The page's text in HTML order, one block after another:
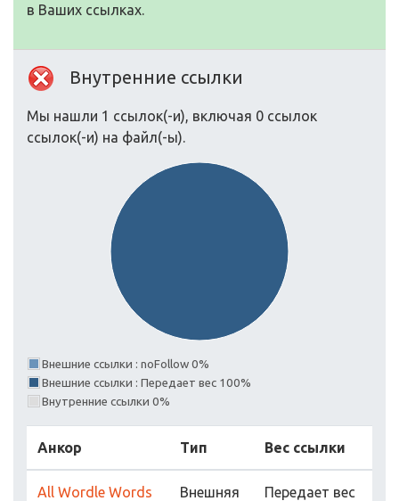
в Ваших ссылках.
Внутренние ссылки
Мы нашли 1 ссылок(-и), включая 0 ссылок
ссылок(-и) на файл(-ы).
Внешние ссылки : noFollow 0%
Внешние ссылки : Передает вес 100%
Внутренние ссылки 0%
Анкор Тип Вес ссылки
All Wordle Words Внешняя Передает вес